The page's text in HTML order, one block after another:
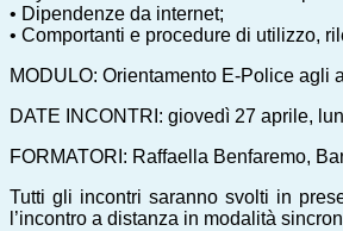
• Dipendenze da internet;
• Comportanti e procedure di utilizzo,
MODULO: Orientamento E-Police agli
DATE INCONTRI: giovedì 27 aprile,
FORMATORI: Raffaella Benfaremo,
Tutti gli incontri saranno svolti in
l’incontro a distanza in modalità